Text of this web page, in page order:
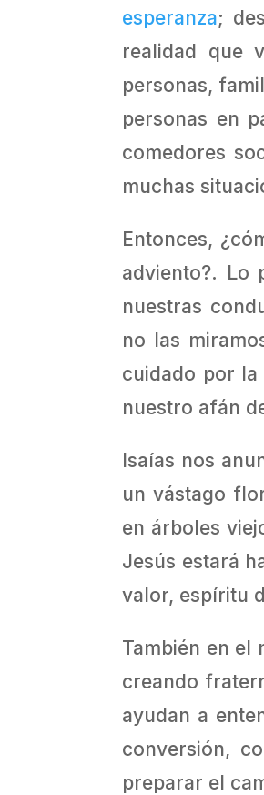
esperanza;
realidad que
personas,
personas en
comedores
muchas
Entonces,
adviento?. Lo
nuestras
no las
cuidado por la
nuestro afán
Isaías nos
un vástago
en árboles
Jesús estará
valor, espíritu
También en el
creando
ayudan a
conversión,
preparar el